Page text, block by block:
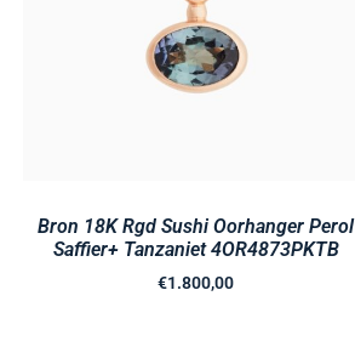
Bron 18K Rgd Sushi Oorhanger Perol
Saffier+ Tanzaniet 4OR4873PKTB
€1.800,00